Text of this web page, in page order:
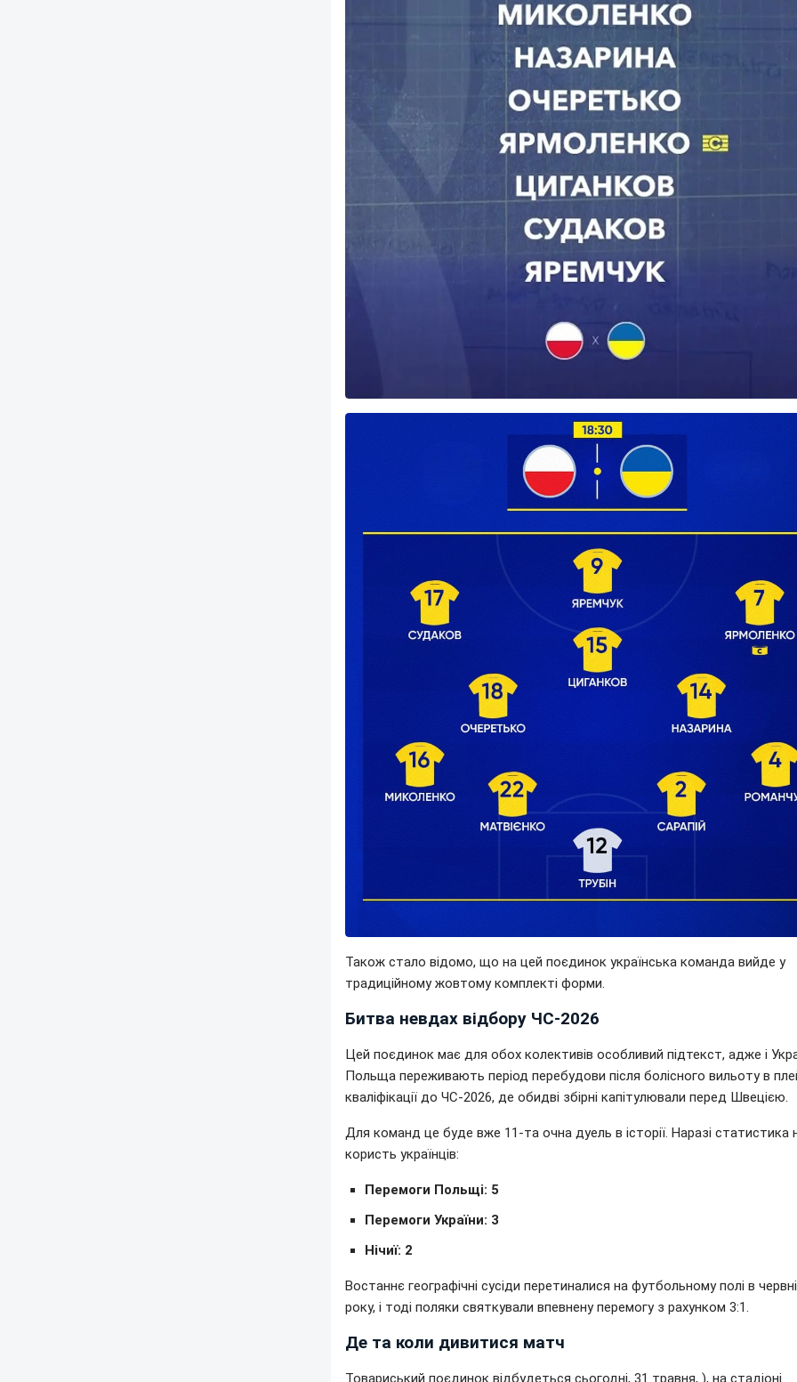
Також стало відомо, що на цей поєдинок українська команда вийде у
традиційному жовтому комплекті форми.
Битва невдах відбору ЧС-2026
Цей поєдинок має для обох колективів особливий підтекст, адже і
Польща переживають період перебудови після болісного вильоту в
кваліфікації до ЧС-2026, де обидві збірні капітулювали перед Швецією.
Для команд це буде вже 11-та очна дуель в історії. Наразі статистика
користь українців:
Перемоги Польщі: 5
Перемоги України: 3
Нічиї: 2
Востаннє географічні сусіди перетиналися на футбольному полі в
року, і тоді поляки святкували впевнену перемогу з рахунком 3:1.
Де та коли дивитися матч
Товариський поєдинок відбудеться сьогодні, 31 травня, ), на стадіоні